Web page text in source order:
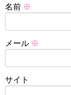
名前 ※
メール ※
サイト